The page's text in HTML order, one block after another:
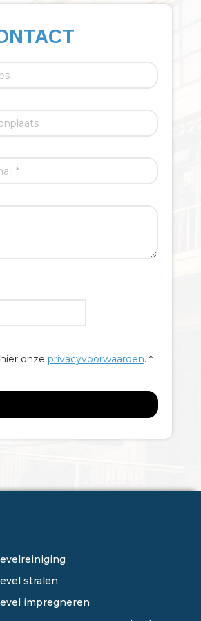
onze privacyvoorwaarden. *
stralen
impregneren